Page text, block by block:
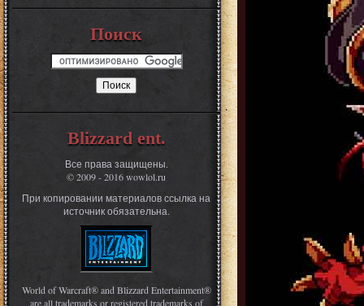
Поиск
Blizzard ent.
Все права защищены.
© 2009 - 2016 wowlol.ru
При копировании материалов ссылка на
источник обязательна.
World of Warcraft® and Blizzard Entertainment®
are all trademarks or registered trademarks of